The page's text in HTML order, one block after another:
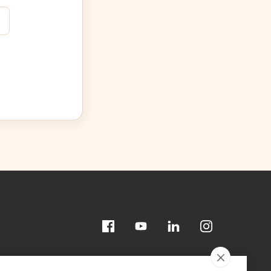
FacebookYoutube Linkedin